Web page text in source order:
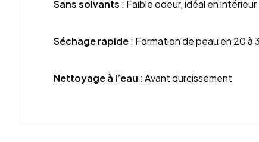
Sans solvants : Faible odeur, idéal en intérieur
Séchage rapide: Formation de peau en 20 à
Nettoyage à l’eau : Avant durcissement